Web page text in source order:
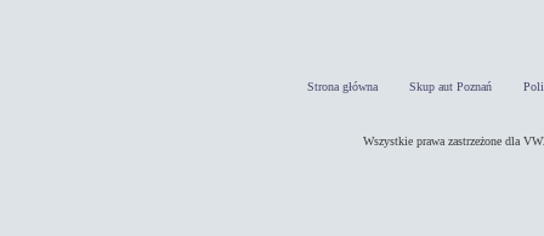
Strona główna Skup aut Poznań
Wszystkie prawa zastrzeżone dla